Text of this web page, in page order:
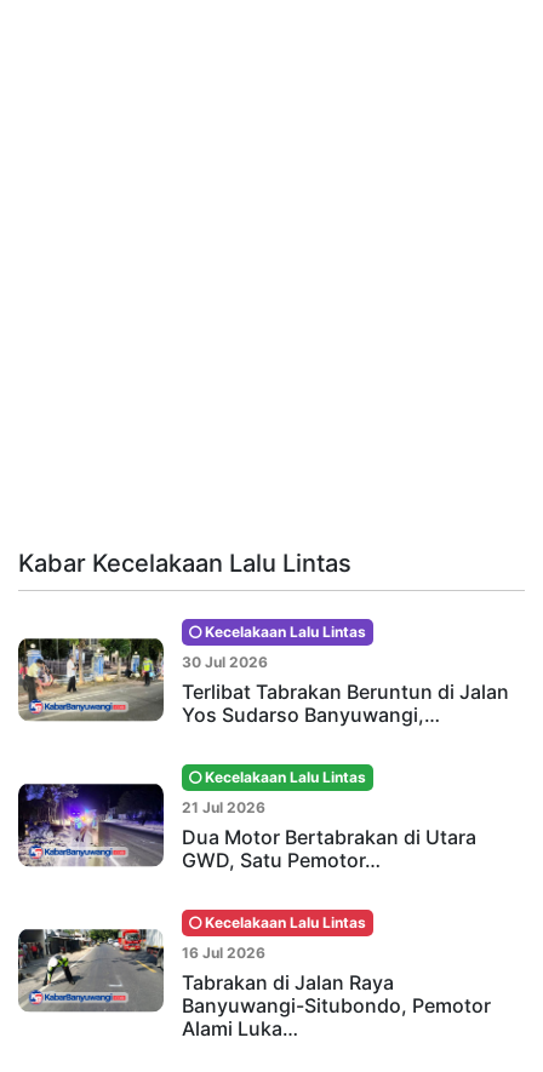
Kabar Kecelakaan Lalu Lintas
Kecelakaan Lalu Lintas
30 Jul 2026
Terlibat Tabrakan Beruntun di Jalan
Yos Sudarso Banyuwangi,…
Kecelakaan Lalu Lintas
21 Jul 2026
Dua Motor Bertabrakan di Utara
GWD, Satu Pemotor…
Kecelakaan Lalu Lintas
16 Jul 2026
Tabrakan di Jalan Raya
Banyuwangi-Situbondo, Pemotor
Alami Luka…